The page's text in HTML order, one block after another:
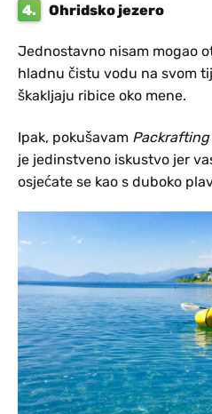
4. Ohridsko jezero
Jednostavno nisam mogao
hladnu čistu vodu na svom
škakljaju ribice oko mene.
Ipak, pokušavam Packrafting
je jedinstveno iskustvo jer
osjećate se kao s duboko